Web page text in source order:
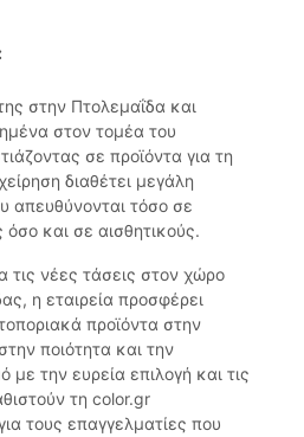
στην Πτολεμαΐδα και
στον τομέα του
σε προϊόντα για τη
διαθέτει μεγάλη
απευθύνονται τόσο σε
και σε αισθητικούς.
νέες τάσεις στον χώρο
η εταιρεία προσφέρει
προϊόντα στην
ποιότητα και την
την ευρεία επιλογή και τις
τη color.gr
τους επαγγελματίες που